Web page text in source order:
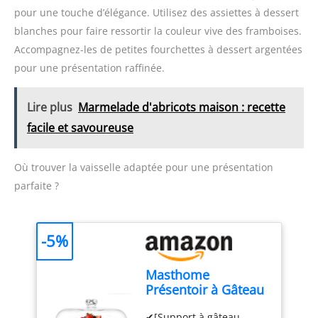
parfait pour Pâques,
Noël, les fêtes de famille,
etc.
Conseils de
chaleur:Veillez à ne pas
couper trop de la poche à
peut pas serrer
pas dépasser les trois
contre les brûlures. Ce
produit ne passe pas au
lave-vaisselle.
Dimensions Ø 28 x 2 cm,
pour une touche d’élégance. Utilisez des assiettes à dessert
blanches pour faire ressortir la couleur vive des framboises.
Accompagnez-les de petites fourchettes à dessert argentées
pour une présentation raffinée.
Lire plus Marmelade d'abricots maison : recette
facile et savoureuse
Où trouver la vaisselle adaptée pour une présentation
parfaite ?
Masthome
Présentoir à Gâteau
-5%